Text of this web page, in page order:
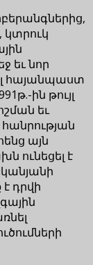
կտրուկ
եւ նոր
հայանպաստ
ին թույլ
եւ
այն
ունեցել է
դրվի